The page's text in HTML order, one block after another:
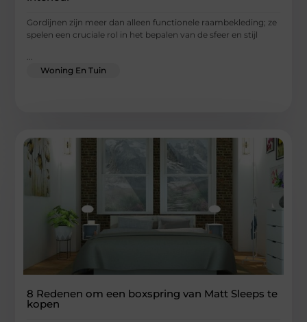
Gordijnen zijn meer dan alleen functionele raambekleding; ze
spelen een cruciale rol in het bepalen van de sfeer en stijl
Woning En Tuin
8 Redenen om een boxspring van Matt Sleeps te
kopen